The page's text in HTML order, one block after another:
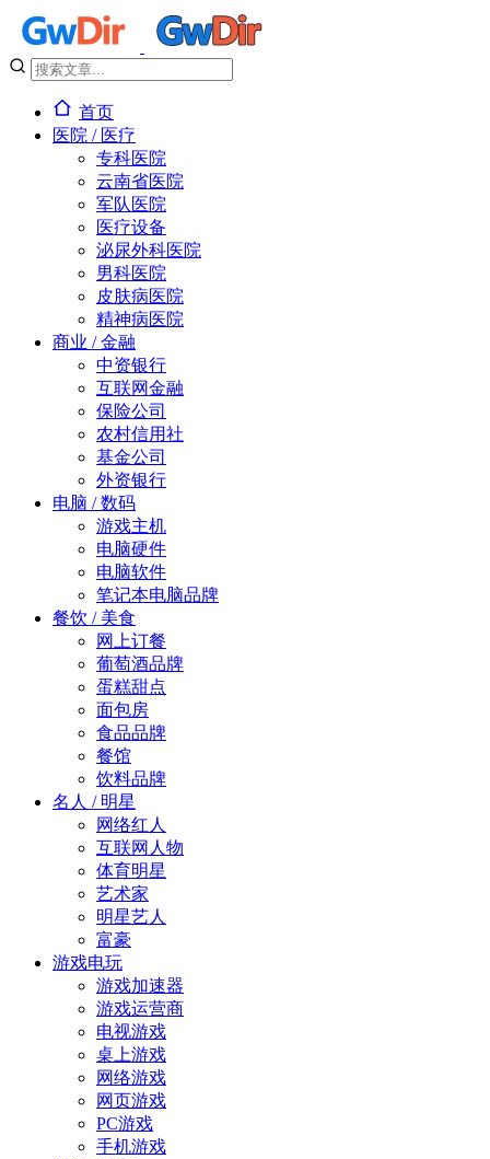
首页
医院 / 医疗
专科医院
云南省医院
军队医院
医疗设备
泌尿外科医院
男科医院
皮肤病医院
精神病医院
商业 / 金融
中资银行
互联网金融
保险公司
农村信用社
基金公司
外资银行
电脑 / 数码
游戏主机
电脑硬件
电脑软件
笔记本电脑品牌
餐饮 / 美食
网上订餐
葡萄酒品牌
蛋糕甜点
面包房
食品品牌
餐馆
饮料品牌
名人 / 明星
网络红人
互联网人物
体育明星
艺术家
明星艺人
富豪
游戏电玩
游戏加速器
游戏运营商
电视游戏
桌上游戏
网络游戏
网页游戏
PC游戏
手机游戏